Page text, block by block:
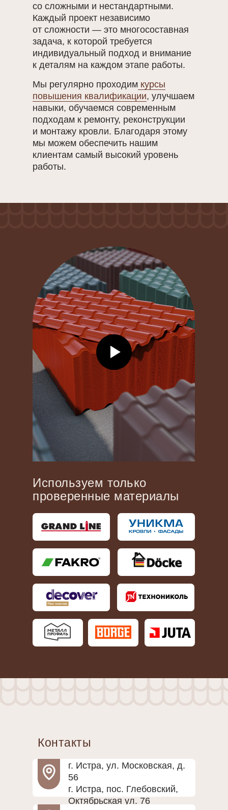
со сложными и нестандартными.
Каждый проект независимо
от сложности — это многосоставная
задача, к которой требуется
индивидуальный подход и внимание
к деталям на каждом этапе работы.
Мы регулярно проходим курсы
повышения квалификации, улучшаем
навыки, обучаемся современным
подходам к ремонту, реконструкции
и монтажу кровли. Благодаря этому
мы можем обеспечить нашим
клиентам самый высокий уровень
работы.
Используем только
проверенные материалы
Контакты
г. Истра, ул. Московская, д.
56
г. Истра, пос. Глебовский,
Октябрьская ул. 76